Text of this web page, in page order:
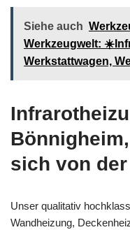
Siehe auch
Werkzeugwelt:
Werkstattwagen,
sich von
Unser qualitativ
Wandheizung,